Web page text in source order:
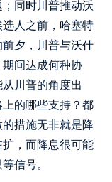
同时川普推动沃
人之前，哈塞特
夕，川普与沃什
间达成何种协
川普的角度出
的哪些支持？都
措施无非就是降
，而降息很可能
信号。